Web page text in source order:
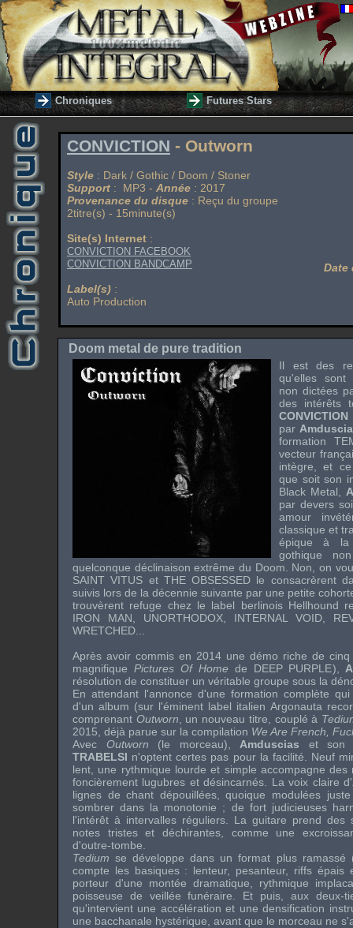
Chroniques Futures Stars
CONVICTION - Outworn
Style : Dark / Gothic / Doom / Stoner
Support : MP3 - Année : 2017
Provenance du disque : Reçu du groupe
2titre(s) - 15minute(s)
Site(s) Internet :
CONVICTION FACEBOOK
CONVICTION BANDCAMP
Label(s) :
Auto Production
Date
Doom metal de pure tradition
Il est des
qu'elles sont
non dictées
des intérêts
par
formation
vecteur
intègre, et
que soit son
Black Metal,
par devers
amour
classique et
épique à
gothique
quelconque déclinaison extrême du Doom. Non, on
SAINT VITUS et THE OBSESSED le consacrèrent
suivis lors de la décennie suivante par une petite
trouvèrent refuge chez le label berlinois Hellhound
IRON MAN
UNORTHODOX INTERNAL VOID
WRETCHED
Après avoir commis en 2014 une démo riche de
magnifique Pictures Of Home de DEEP PURPLE),
résolution de constituer un véritable groupe sous la
En attendant l'annonce d'une formation complète
d'un album (sur l'éminent label italien Argonauta
comprenant Outworn , un nouveau titre, couplé à
2015, déjà parue sur la compilation We Are French,
Avec Outworn (le morceau), Amduscias et son
TRABELSI n'optent certes pas pour la facilité. Neuf
lent, une rythmique lourde et simple accompagne des
foncièrement lugubres et désincarnés. La voix claire d'
lignes de chant dépouillées, quoique modulées
sombrer dans la monotonie ; de fort judicieuses
l'intérêt à intervalles réguliers. La guitare prend des
notes tristes et déchirantes, comme une
d'outre-tombe.
Tediumse développe dans un format plus
compte les basiques : lenteur, pesanteur, riffs épais
porteur d'une montée dramatique, rythmique
poisseuse de veillée funéraire. Et puis, aux deux-
qu'intervient une accélération et une densification
une bacchanale hystérique, avant que le morceau ne